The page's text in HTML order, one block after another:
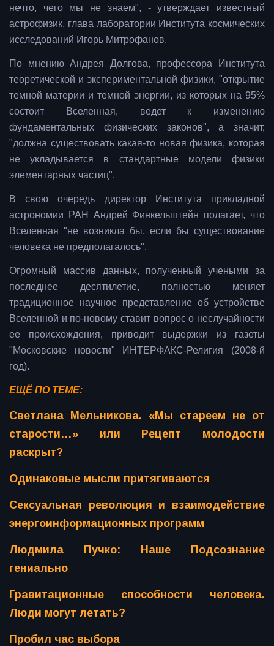
нечто, чего мы не знаем", - утверждает известный
астрофизик, глава лаборатории Института космических
исследований Игорь Митрофанов.
По мнению Андрея Долгова, профессора Института
теоретической и экспериментальной физики, "открытие
темной материи и темной энергии, из которых на 95%
состоит Вселенная, ведет к изменению
фундаментальных физических законов", а значит,
"должна существовать какая-то новая физика, которая
не укладывается в стандартные модели физики
элементарных частиц".
В свою очередь директор Института прикладной
астрономии РАН Андрей Финкельштейн полагает, что
Вселенная "не возникла бы, если бы существование
человека не предполагалось".
Огромный массив данных, полученный учеными за
последнее десятилетие, полностью меняет
традиционное научное представление об устройстве
Вселенной и по-новому ставит вопрос о неслучайности
ее происхождения, приводит выдержки из газеты
"Московские новости" ИНТЕРФАКС-Религия (2008-й
год).
ЕЩЁ ПО ТЕМЕ:
Светлана Мельникова. «Мы стареем не от
старости…» или Рецепт молодости
раскрыт?
Одинаковые мысли притягиваются
Сексуальная революция и взаимодействие
энергоинформационных программ
Людмила Пучко: Наше Подсознание
гениально
Гравитационные способности человека.
Люди могут летать?
Пробил час выбора